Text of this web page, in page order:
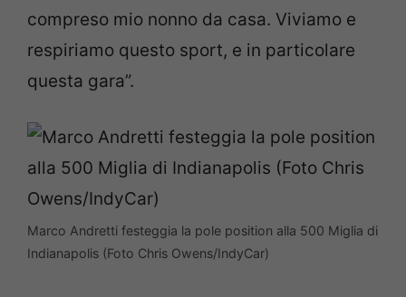
compreso mio nonno da casa. Viviamo e
respiriamo questo sport, e in particolare
questa gara”.
Marco Andretti festeggia la pole position alla 500 Miglia di
Indianapolis (Foto Chris Owens/IndyCar)